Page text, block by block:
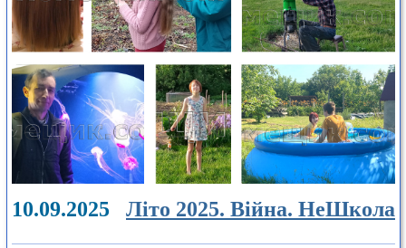
10.09.2025 Літо 2025. Війна. НеШкола